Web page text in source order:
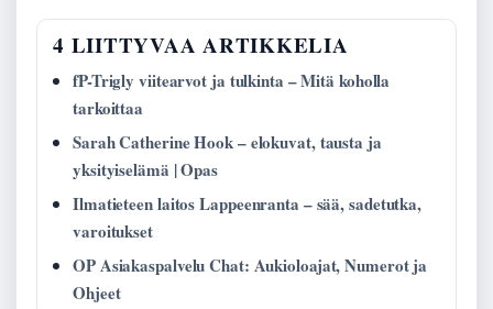
4 LIITTYVAA ARTIKKELIA
fP-Trigly viitearvot ja tulkinta – Mitä koholla
tarkoittaa
Sarah Catherine Hook – elokuvat, tausta ja
yksityiselämä | Opas
Ilmatieteen laitos Lappeenranta – sää, sadetutka,
varoitukset
OP Asiakaspalvelu Chat: Aukioloajat, Numerot ja
Ohjeet